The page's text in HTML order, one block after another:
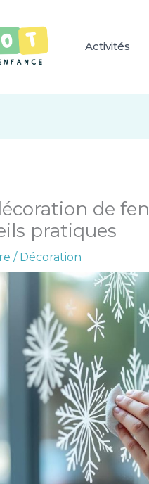
Activités
de
pratiques
/ Décoration